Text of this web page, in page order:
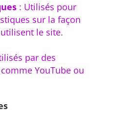
: Utilisés pour
sur la façon
le site.
par des
YouTube ou